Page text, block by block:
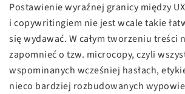
Postawienie wyraźnej granicy między
i copywritingiem nie jest wcale takie
się wydawać. W całym tworzeniu treści
zapomnieć o tzw. microcopy, czyli
wspominanych wcześniej hasłach,
nieco bardziej rozbudowanych